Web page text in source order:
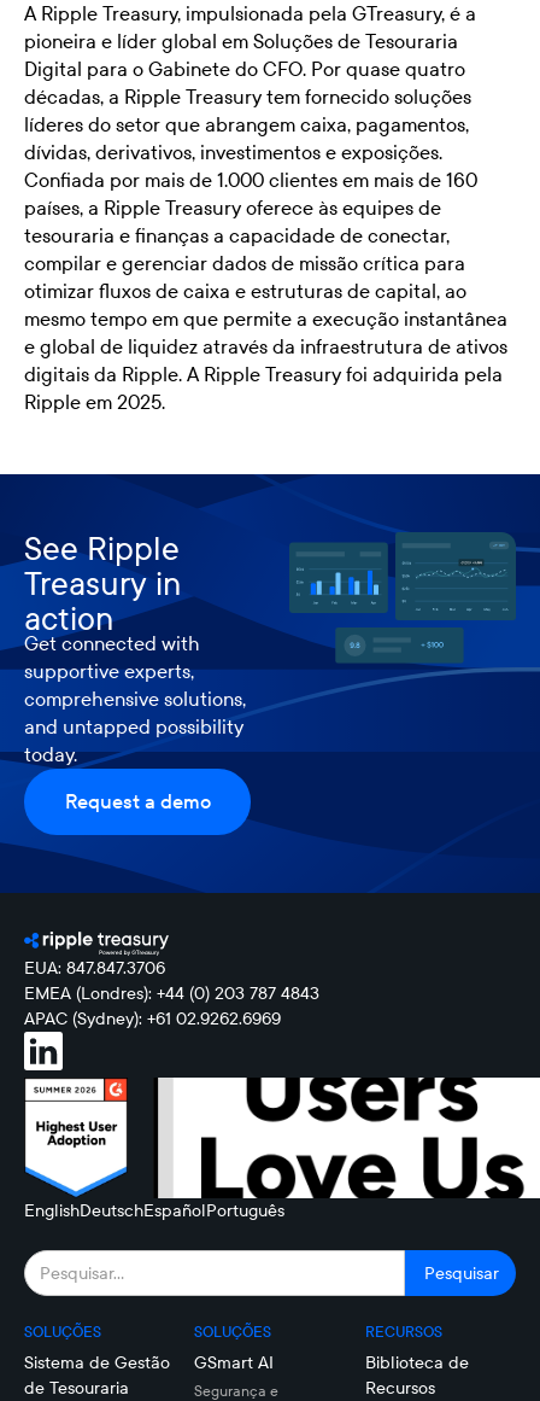
A Ripple Treasury, impulsionada pela GTreasury, é a
pioneira e líder global em Soluções de Tesouraria
Digital para o Gabinete do CFO. Por quase quatro
décadas, a Ripple Treasury tem fornecido soluções
líderes do setor que abrangem caixa, pagamentos,
dívidas, derivativos, investimentos e exposições.
Confiada por mais de 1.000 clientes em mais de 160
países, a Ripple Treasury oferece às equipes de
tesouraria e finanças a capacidade de conectar,
compilar e gerenciar dados de missão crítica para
otimizar fluxos de caixa e estruturas de capital, ao
mesmo tempo em que permite a execução instantânea
e global de liquidez através da infraestrutura de ativos
digitais da Ripple. A Ripple Treasury foi adquirida pela
Ripple em 2025.
See Ripple
Treasury in
action
Get connected with
supportive experts,
comprehensive solutions,
and untapped possibility
today.
Request a demo
EUA: 847.847.3706
EMEA (Londres): +44 (0) 203 787 4843
APAC (Sydney): +61 02.9262.6969
EnglishDeutschEspañolPortuguês
SOLUÇÕES
Sistema de Gestão
de Tesouraria
SOLUÇÕES
GSmart AI
Segurança e
RECURSOS
Biblioteca de
Recursos